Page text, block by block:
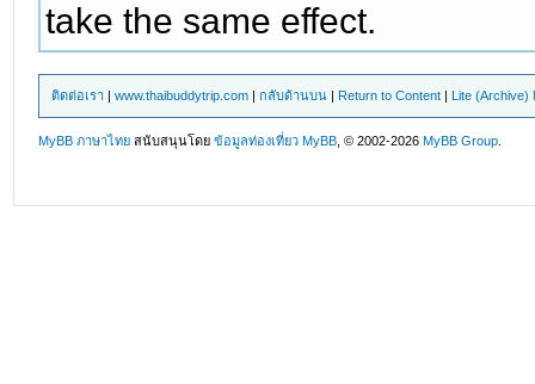
take the same effect.
ติดต่อเรา |www.thaibuddytrip.com |กลับด้านบน | Return to Content | Lite (Archive)
MyBB ภาษาไทย สนับสนุนโดยข้อมูลท่องเที่ยว MyBB , © 2002-2026MyBB Group